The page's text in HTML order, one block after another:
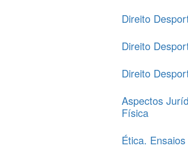
Direito
Direito
Direito
Aspectos
Física
Ética.